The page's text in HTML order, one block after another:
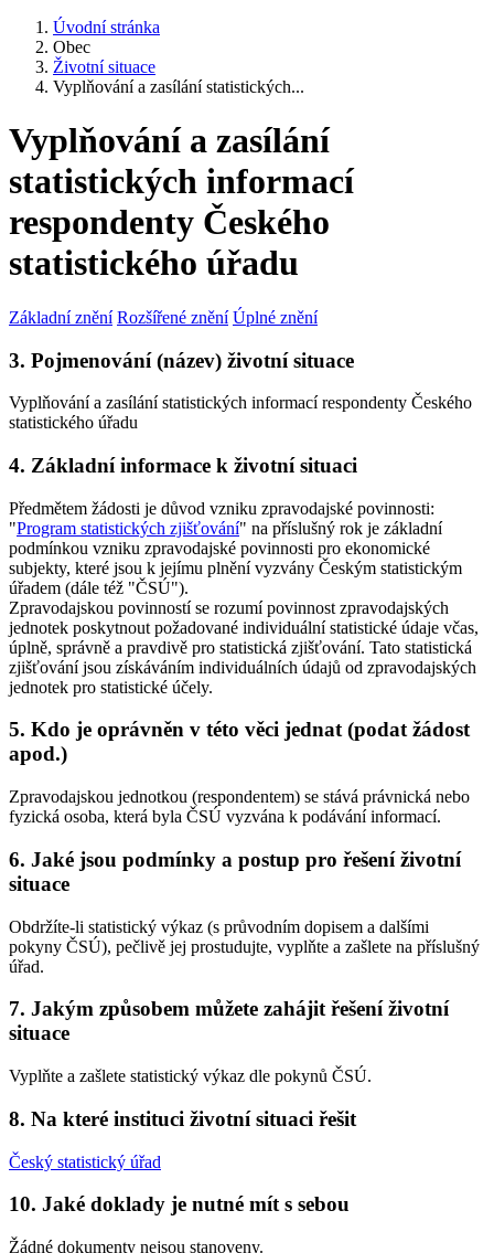
Úvodní stránka
Obec
Životní situace
Vyplňování a zasílání statistických...
Vyplňování a zasílání
statistických informací
respondenty Českého
statistického úřadu
Základní znění Rozšířené znění Úplné znění
3. Pojmenování (název) životní situace
Vyplňování a zasílání statistických informací respondenty Českého
statistického úřadu
4. Základní informace k životní situaci
Předmětem žádosti je důvod vzniku zpravodajské povinnosti:
"Program statistických zjišťování" na příslušný rok je základní
podmínkou vzniku zpravodajské povinnosti pro ekonomické
subjekty, které jsou k jejímu plnění vyzvány Českým statistickým
úřadem (dále též "ČSÚ").
Zpravodajskou povinností se rozumí povinnost zpravodajských
jednotek poskytnout požadované individuální statistické údaje včas,
úplně, správně a pravdivě pro statistická zjišťování. Tato statistická
zjišťování jsou získáváním individuálních údajů od zpravodajských
jednotek pro statistické účely.
5. Kdo je oprávněn v této věci jednat (podat žádost
apod.)
Zpravodajskou jednotkou (respondentem) se stává právnická nebo
fyzická osoba, která byla ČSÚ vyzvána k podávání informací.
6. Jaké jsou podmínky a postup pro řešení životní
situace
Obdržíte-li statistický výkaz (s průvodním dopisem a dalšími
pokyny ČSÚ), pečlivě jej prostudujte, vyplňte a zašlete na příslušný
úřad.
7. Jakým způsobem můžete zahájit řešení životní
situace
Vyplňte a zašlete statistický výkaz dle pokynů ČSÚ.
8. Na které instituci životní situaci řešit
Český statistický úřad
10. Jaké doklady je nutné mít s sebou
Žádné dokumenty nejsou stanoveny.